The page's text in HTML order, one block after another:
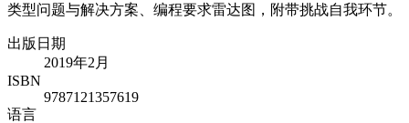
类型问题与解决方案、编程要求雷达图，附带挑战自我环节。
出版日期
2019年2月
ISBN
9787121357619
语言